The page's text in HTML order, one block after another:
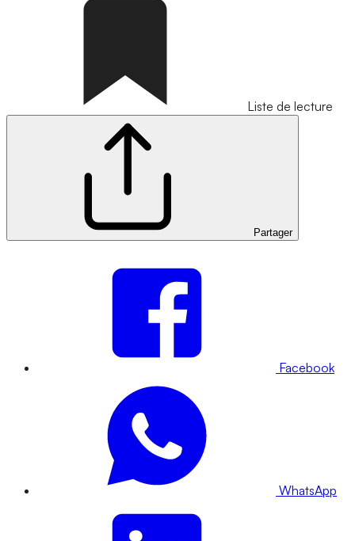
Liste de lecture
Partager
Facebook
WhatsApp